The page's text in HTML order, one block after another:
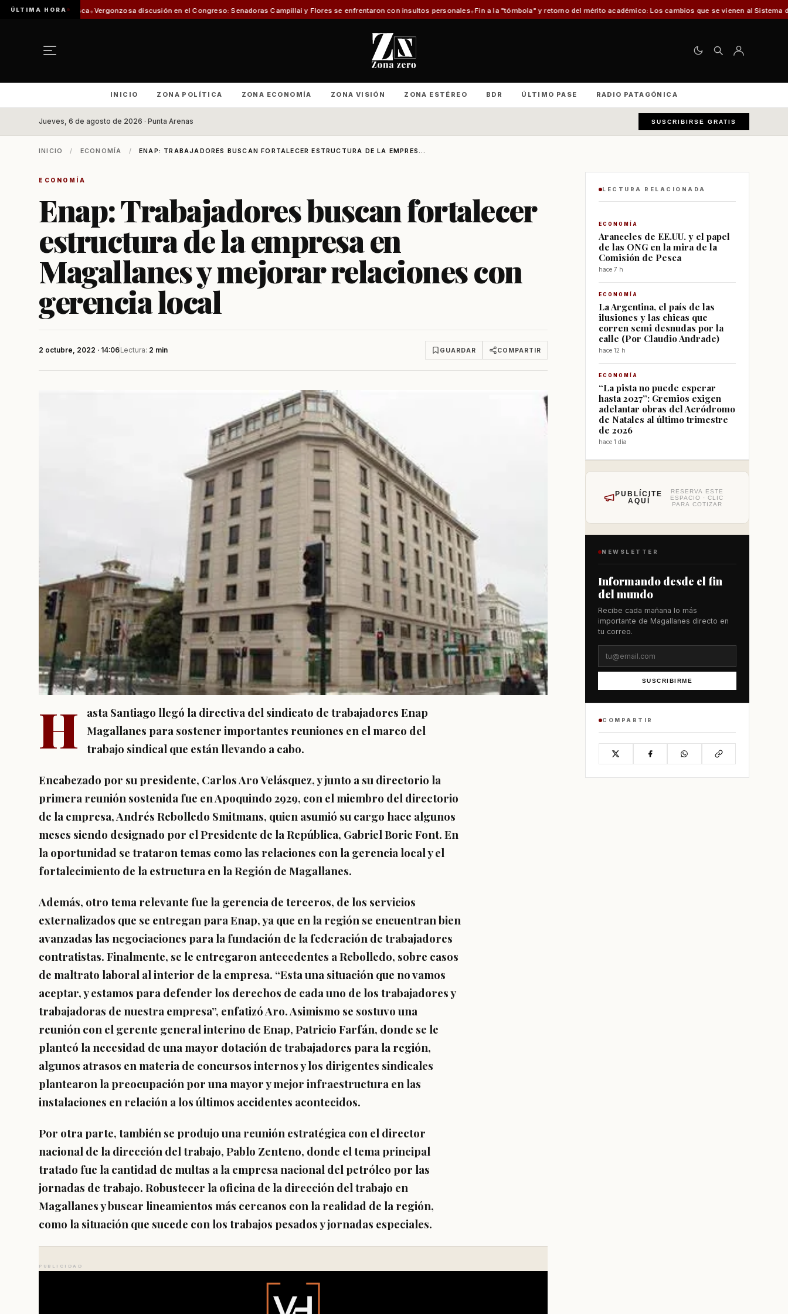
ÚLTIMA HORA
Pesca Vergonzosa discusión en el Congreso: Senadoras Campillai y Flores se enfrentaron con insultos personales Fin a la "tómbola" y retorno del mérito académico: Los cambios que se vienen al Sistema de Admisión
INICIO ZONA POLÍTICA ZONA ECONOMÍA ZONA VISIÓN ZONA ESTÉREO BDR ÚLTIMO PASE RADIO PATAGÓNICA
Jueves, 6 de agosto de 2026 · Punta Arenas SUSCRIBIRSE GRATIS
INICIO / ECONOMÍA / ENAP: TRABAJADORES BUSCAN FORTALECER ESTRUCTURA DE LA EMPRES...
ECONOMÍA
Enap: Trabajadores buscan fortalecer
estructura de la empresa en
Magallanes y mejorar relaciones con
gerencia local
2 octubre, 2022 · 14:06Lectura: 2 min GUARDAR COMPARTIR
H
asta Santiago llegó la directiva del sindicato de trabajadores Enap
Magallanes para sostener importantes reuniones en el marco del
trabajo sindical que están llevando a cabo.
Encabezado por su presidente, Carlos Aro Velásquez, y junto a su directorio la
primera reunión sostenida fue en Apoquindo 2929, con el miembro del directorio
de la empresa, Andrés Rebolledo Smitmans, quien asumió su cargo hace algunos
meses siendo designado por el Presidente de la República, Gabriel Boric Font. En
la oportunidad se trataron temas como las relaciones con la gerencia local y el
fortalecimiento de la estructura en la Región de Magallanes.
Además, otro tema relevante fue la gerencia de terceros, de los servicios
externalizados que se entregan para Enap, ya que en la región se encuentran bien
avanzadas las negociaciones para la fundación de la federación de trabajadores
contratistas. Finalmente, se le entregaron antecedentes a Rebolledo, sobre casos
de maltrato laboral al interior de la empresa. “Esta una situación que no vamos
aceptar, y estamos para defender los derechos de cada uno de los trabajadores y
trabajadoras de nuestra empresa”, enfatizó Aro. Asimismo se sostuvo una
reunión con el gerente general interino de Enap, Patricio Farfán, donde se le
planteó la necesidad de una mayor dotación de trabajadores para la región,
algunos atrasos en materia de concursos internos y los dirigentes sindicales
plantearon la preocupación por una mayor y mejor infraestructura en las
instalaciones en relación a los últimos accidentes acontecidos.
Por otra parte, también se produjo una reunión estratégica con el director
nacional de la dirección del trabajo, Pablo Zenteno, donde el tema principal
tratado fue la cantidad de multas a la empresa nacional del petróleo por las
jornadas de trabajo. Robustecer la oficina de la dirección del trabajo en
Magallanes y buscar lineamientos más cercanos con la realidad de la región,
como la situación que sucede con los trabajos pesados y jornadas especiales.
PUBLICIDAD
LECTURA RELACIONADA
ECONOMÍA
Aranceles de EE.UU. y el papel
de las ONG en la mira de la
Comisión de Pesca
hace 7 h
ECONOMÍA
La Argentina, el país de las
ilusiones y las chicas que
corren semi desnudas por la
calle (Por Claudio Andrade)
hace 12 h
ECONOMÍA
“La pista no puede esperar
hasta 2027”: Gremios exigen
adelantar obras del Aeródromo
de Natales al último trimestre
de 2026
hace 1 día
PUBLÍCITE
AQUÍ
RESERVA ESTE
ESPACIO · CLIC
PARA COTIZAR
NEWSLETTER
Informando desde el fin
del mundo
Recibe cada mañana lo más
importante de Magallanes directo en
tu correo.
SUSCRIBIRME
COMPARTIR